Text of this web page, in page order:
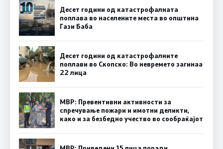
Десет години од катастрофалната
поплава во населените места во општина
Гази Баба
Десет години од катастрофалните
поплави во Скопско: Во невремето загинаа
22 лица
МВР: Превентивни активности за
спречување пожари и имотни деликти,
како и за безбедно учество во сообраќајот